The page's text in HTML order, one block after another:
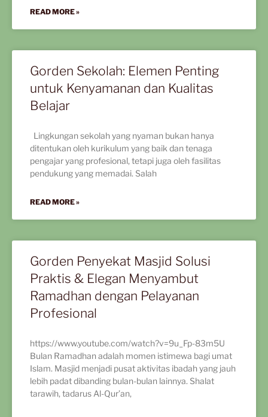
READ MORE »
Gorden Sekolah: Elemen Penting
untuk Kenyamanan dan Kualitas
Belajar
Lingkungan sekolah yang nyaman bukan hanya
ditentukan oleh kurikulum yang baik dan tenaga
pengajar yang profesional, tetapi juga oleh fasilitas
pendukung yang memadai. Salah
READ MORE »
Gorden Penyekat Masjid Solusi
Praktis & Elegan Menyambut
Ramadhan dengan Pelayanan
Profesional
https://www.youtube.com/watch?v=9u_Fp-83m5U
Bulan Ramadhan adalah momen istimewa bagi umat
Islam. Masjid menjadi pusat aktivitas ibadah yang jauh
lebih padat dibanding bulan-bulan lainnya. Shalat
tarawih, tadarus Al-Qur’an,